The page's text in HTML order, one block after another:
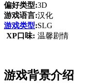
偏好类型:3D
游戏语言:汉化
游戏类型:SLG
XP口味: 温馨剧情
游戏背景介绍